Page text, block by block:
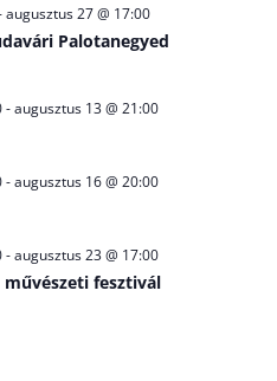
augusztus 27 @ 17:00
Palotanegyed
-augusztus 13 @ 21:00
-augusztus 16 @ 20:00
-augusztus 23 @ 17:00
fesztivál